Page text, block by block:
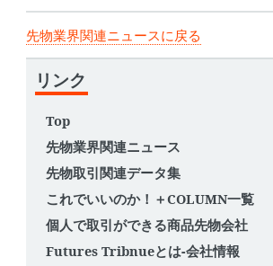
先物業界関連ニュースに戻る
リンク
Top
先物業界関連ニュース
先物取引関連データ集
これでいいのか！＋COLUMN一覧
個人で取引ができる商品先物会社
Futures Tribnueとは-会社情報